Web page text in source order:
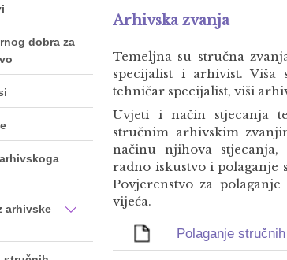
dobra za
arhivske
Arhivska zvanja
Temeljna su stručna
specijalist i arhivist.
tehničar specijalist, viši
Uvjeti i način stjecanja
stručnim arhivskim
načinu njihova stjecanja,
radno iskustvo i polaganje
Povjerenstvo za
vijeća.
Polaganje